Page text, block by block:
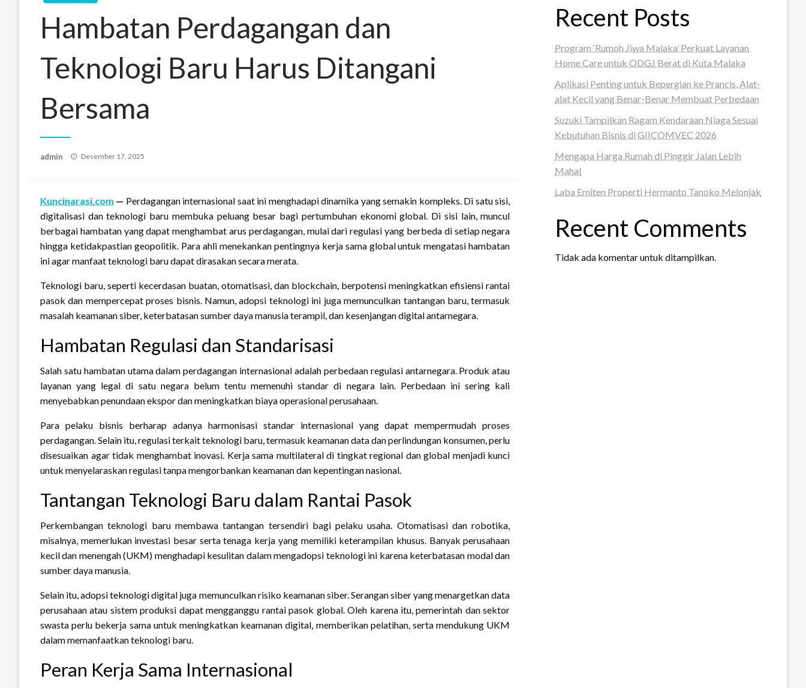
Hambatan Perdagangan dan
Teknologi Baru Harus Ditangani
Bersama
admin
Posted
Desember 17, 2025
Kuncinarasi.com — Perdagangan internasional saat ini menghadapi dinamika yang semakin kompleks. Di satu sisi,
digitalisasi dan teknologi baru membuka peluang besar bagi pertumbuhan ekonomi global. Di sisi lain, muncul
berbagai hambatan yang dapat menghambat arus perdagangan, mulai dari regulasi yang berbeda di setiap negara
hingga ketidakpastian geopolitik. Para ahli menekankan pentingnya kerja sama global untuk mengatasi hambatan
ini agar manfaat teknologi baru dapat dirasakan secara merata.
Teknologi baru, seperti kecerdasan buatan, otomatisasi, dan blockchain, berpotensi meningkatkan efisiensi rantai
pasok dan mempercepat proses bisnis. Namun, adopsi teknologi ini juga memunculkan tantangan baru, termasuk
masalah keamanan siber, keterbatasan sumber daya manusia terampil, dan kesenjangan digital antarnegara.
Hambatan Regulasi dan Standarisasi
Salah satu hambatan utama dalam perdagangan internasional adalah perbedaan regulasi antarnegara. Produk atau
layanan yang legal di satu negara belum tentu memenuhi standar di negara lain. Perbedaan ini sering kali
menyebabkan penundaan ekspor dan meningkatkan biaya operasional perusahaan.
Para pelaku bisnis berharap adanya harmonisasi standar internasional yang dapat mempermudah proses
perdagangan. Selain itu, regulasi terkait teknologi baru, termasuk keamanan data dan perlindungan konsumen, perlu
disesuaikan agar tidak menghambat inovasi. Kerja sama multilateral di tingkat regional dan global menjadi kunci
untuk menyelaraskan regulasi tanpa mengorbankan keamanan dan kepentingan nasional.
Tantangan Teknologi Baru dalam Rantai Pasok
Perkembangan teknologi baru membawa tantangan tersendiri bagi pelaku usaha. Otomatisasi dan robotika,
misalnya, memerlukan investasi besar serta tenaga kerja yang memiliki keterampilan khusus. Banyak perusahaan
kecil dan menengah (UKM) menghadapi kesulitan dalam mengadopsi teknologi ini karena keterbatasan modal dan
sumber daya manusia.
Selain itu, adopsi teknologi digital juga memunculkan risiko keamanan siber. Serangan siber yang menargetkan data
perusahaan atau sistem produksi dapat mengganggu rantai pasok global. Oleh karena itu, pemerintah dan sektor
swasta perlu bekerja sama untuk meningkatkan keamanan digital, memberikan pelatihan, serta mendukung UKM
dalam memanfaatkan teknologi baru.
Peran Kerja Sama Internasional
Recent Posts
Program ‘Rumoh Jiwa Malaka’ Perkuat Layanan
Home Care untuk ODGJ Berat di Kuta Malaka
Aplikasi Penting untuk Bepergian ke Prancis, Alat-
alat Kecil yang Benar-Benar Membuat Perbedaan
Suzuki Tampilkan Ragam Kendaraan Niaga Sesuai
Kebutuhan Bisnis di GIICOMVEC 2026
Mengapa Harga Rumah di Pinggir Jalan Lebih
Mahal
Laba Emiten Properti Hermanto Tanoko Melonjak
Recent Comments
Tidak ada komentar untuk ditampilkan.